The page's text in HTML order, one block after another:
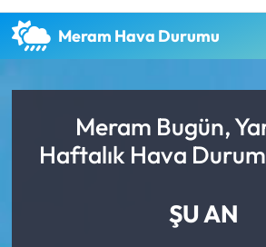
Meram Hava Durumu
Meram Bugün,
Haftalık Hava
ŞU AN